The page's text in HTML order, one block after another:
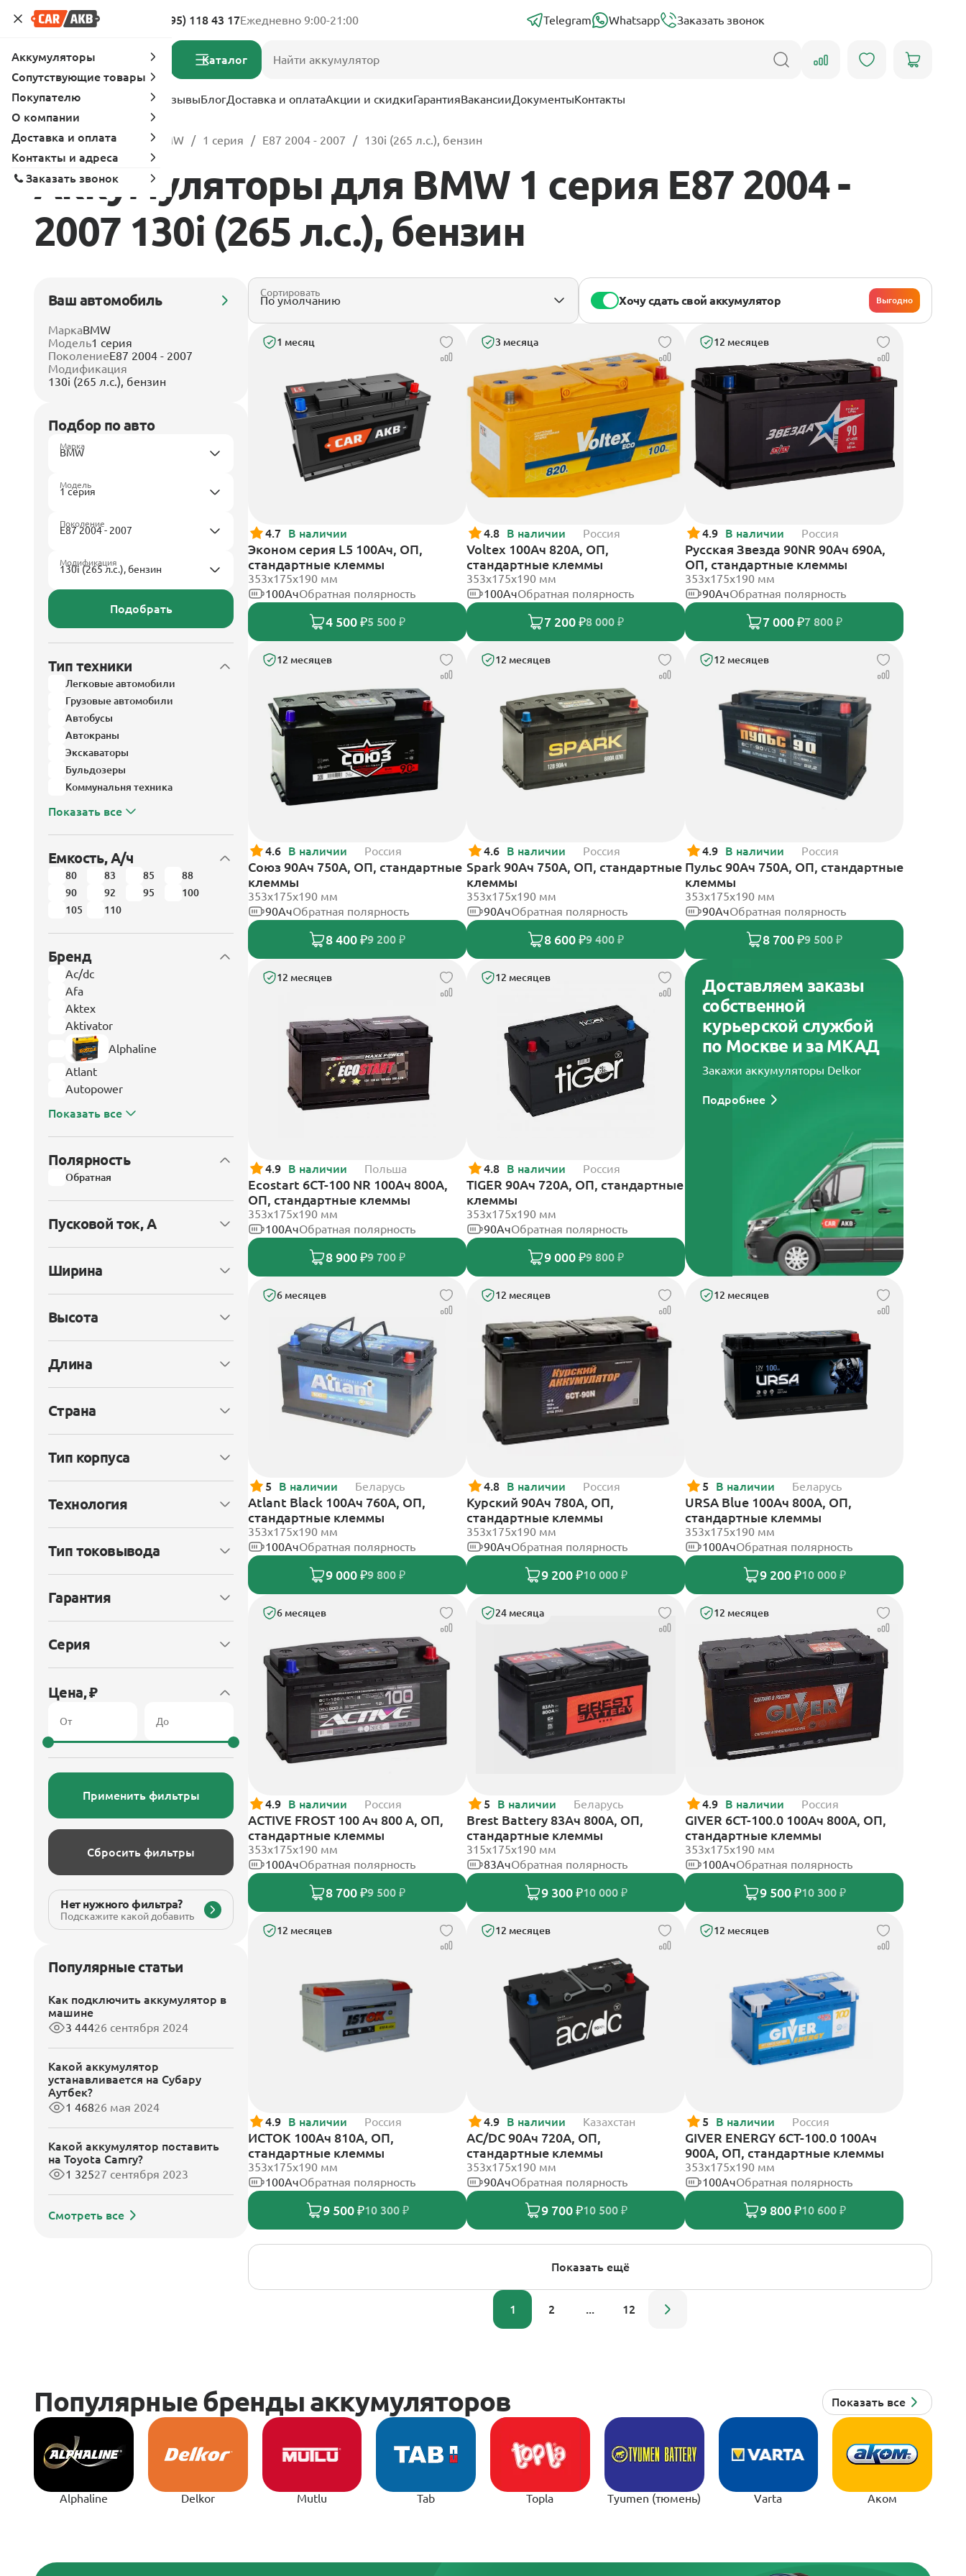
Адреса магазинов 8 (495) 118 43 17Ежедневно 9:00-21:00 Telegram Whatsapp Заказать звонок
Каталог
Услуги Вопрос-ответ ОтзывыБлогДоставка и оплатаАкции и скидкиГарантияВакансииДокументыКонтакты
Главная Каталог BMW 1 серия E87 2004 - 2007 130i (265 л.с.), бензин
Аккумуляторы для BMW 1 серия E87 2004 -
2007 130i (265 л.с.), бензин
Ваш автомобиль
МаркаBMW
Модель1 серия
ПоколениеE87 2004 - 2007
Модификация
130i (265 л.с.), бензин
Подбор по авто
Марка
Модель
Поколение
Модификация
Подобрать
Тип техники
Легковые автомобили
Грузовые автомобили
Автобусы
Автокраны
Экскаваторы
Бульдозеры
Коммунальня техника
Показать все
Емкость, А/ч
80 83 85
88
90
92 95
100
105
110
Бренд
Ac/dc
Afa
Aktex
Aktivator
Alphaline
Atlant
Autopower
Показать все
Полярность
Обратная
Пусковой ток, А
Ширина
Высота
Длина
Страна
Тип корпуса
Технология
Тип токовывода
Гарантия
Серия
Цена, ₽
Применить фильтры
Сбросить фильтры
Нет нужного фильтра?
Подскажите какой добавить
Популярные статьи
Как подключить аккумулятор в
машине
3 44426 сентября 2024
Какой аккумулятор
устанавливается на Субару
Аутбек?
1 46826 мая 2024
Какой аккумулятор поставить
на Toyota Camry?
1 32527 сентября 2023
Смотреть все
Сортировать
Хочу сдать свой аккумулятор Выгодно
1 месяц
4.7 В наличии
Эконом серия L5 100Ач, ОП,
стандартные клеммы
353х175х190 мм
100АчОбратная полярность
4 500 ₽5 500 ₽
3 месяца
4.8 В наличии Россия
Voltex 100Ач 820А, ОП,
стандартные клеммы
353х175х190 мм
100АчОбратная полярность
7 200 ₽8 000 ₽
12 месяцев
4.9 В наличии Россия
Русская Звезда 90NR 90Ач 690А,
ОП, стандартные клеммы
353x175x190 мм
90АчОбратная полярность
7 000 ₽7 800 ₽
12 месяцев
4.6 В наличии Россия
Союз 90Ач 750А, ОП, стандартные
клеммы
353x175x190 мм
90АчОбратная полярность
8 400 ₽9 200 ₽
12 месяцев
4.6 В наличии Россия
Spark 90Ач 750А, ОП, стандартные
клеммы
353х175х190 мм
90АчОбратная полярность
8 600 ₽9 400 ₽
12 месяцев
4.9 В наличии Россия
Пульс 90Ач 750А, ОП, стандартные
клеммы
353x175x190 мм
90АчОбратная полярность
8 700 ₽9 500 ₽
12 месяцев
4.9 В наличии Польша
Ecostart 6CT-100 NR 100Ач 800А,
ОП, стандартные клеммы
353x175x190 мм
100АчОбратная полярность
8 900 ₽9 700 ₽
12 месяцев
4.8 В наличии Россия
TIGER 90Ач 720А, ОП, стандартные
клеммы
353х175х190 мм
90АчОбратная полярность
9 000 ₽9 800 ₽
Доставляем заказы
собственной
курьерской службой
по Москве и за МКАД
Закажи аккумуляторы Delkor
Подробнее
6 месяцев
5 В наличии Беларусь
Atlant Black 100Ач 760А, ОП,
стандартные клеммы
353х175х190 мм
100АчОбратная полярность
9 000 ₽9 800 ₽
12 месяцев
4.8 В наличии Россия
Курский 90Ач 780А, ОП,
стандартные клеммы
353x175x190 мм
90АчОбратная полярность
9 200 ₽10 000 ₽
12 месяцев
5 В наличии Беларусь
URSA Blue 100Ач 800А, ОП,
стандартные клеммы
353х175х190 мм
100АчОбратная полярность
9 200 ₽10 000 ₽
6 месяцев
4.9 В наличии Россия
ACTIVE FROST 100 Ач 800 А, ОП,
стандартные клеммы
353х175х190 мм
100АчОбратная полярность
8 700 ₽9 500 ₽
24 месяца
5 В наличии Беларусь
Brest Battery 83Ач 800А, ОП,
стандартные клеммы
315x175x190 мм
83АчОбратная полярность
9 300 ₽10 000 ₽
12 месяцев
4.9 В наличии Россия
GIVER 6CT-100.0 100Ач 800А, ОП,
стандартные клеммы
353х175х190 мм
100АчОбратная полярность
9 500 ₽10 300 ₽
12 месяцев
4.9 В наличии Россия
ИСТОК 100Ач 810А, ОП,
стандартные клеммы
353х175х190 мм
100АчОбратная полярность
9 500 ₽10 300 ₽
12 месяцев
4.9 В наличии Казахстан
AC/DC 90Ач 720А, ОП,
стандартные клеммы
353х175х190 мм
90АчОбратная полярность
9 700 ₽10 500 ₽
12 месяцев
5 В наличии Россия
GIVER ENERGY 6СТ-100.0 100Ач
900А, ОП, стандартные клеммы
353х175х190 мм
100АчОбратная полярность
9 800 ₽10 600 ₽
Показать ещё
1 2 ... 12
Alphaline Delkor Mutlu Tab Topla Tyumen (тюмень) Varta Аком
Аккумуляторы
Сопутствующие товары
Покупателю
О компании
Доставка и оплата
Контакты и адреса
Заказать звонок